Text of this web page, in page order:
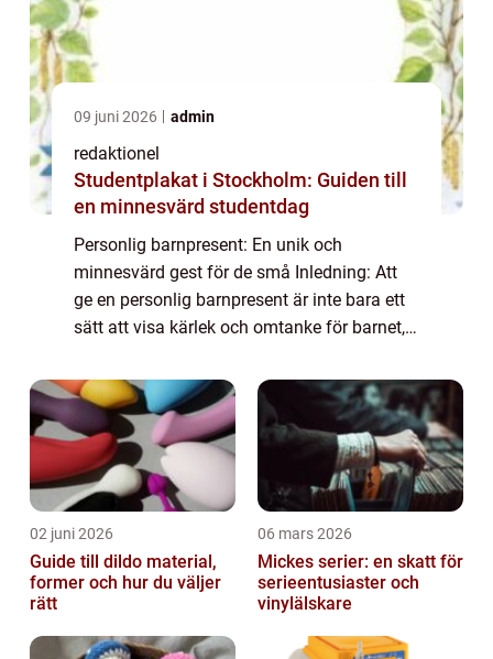
09 juni 2026 admin
redaktionel
Studentplakat i Stockholm: Guiden till
en minnesvärd studentdag
Personlig barnpresent: En unik och
minnesvärd gest för de små Inledning: Att
ge en personlig barnpresent är inte bara ett
sätt att visa kärlek och omtanke för barnet,
bli ett minne för livet. I denna artikel k...
02 juni 2026
Guide till dildo material,
former och hur du väljer
rätt
06 mars 2026
Mickes serier: en skatt för
serieentusiaster och
vinylälskare